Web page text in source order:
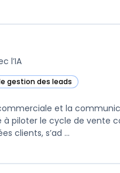
l’IA
gestion des leads
(Freshworks CRM – Sales)
et la
piloter le cycle de vente
clients, s’ad ...